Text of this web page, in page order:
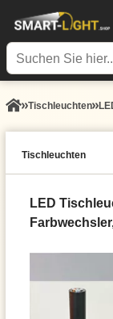
Tisch­leuchten
Tisch­leuchten
LED